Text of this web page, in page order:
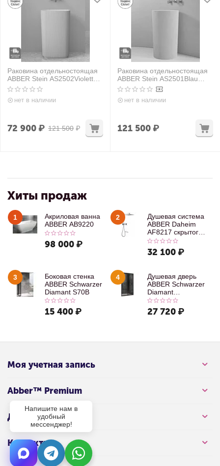
Раковина отдельностоящая
ABBER Stein AS2502Violett
фиолетовая
нет в наличии
121 500 ₽
72 900₽
Раковина отдельностоящая
ABBER Stein AS2501Blau
голубая
нет в наличии
121 500₽
Хиты продаж
1
Акриловая ванна
ABBER AB9220
98 000 ₽
2
Душевая система
ABBER Daheim
AF8217 скрытого
монтажа с
изливом, хром
32 100 ₽
3
Боковая стенка
ABBER Schwarzer
Diamant S70B
15 400 ₽
4
Душевая дверь
ABBER Schwarzer
Diamant
AG30100B
27 720 ₽
Моя учетная запись
Abber™ Premium
Для клиента
Контакты
Напишите нам в
удобный
мессенджер!